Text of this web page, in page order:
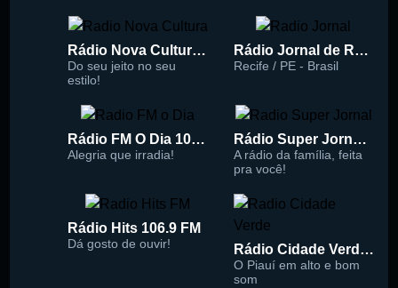
Rádio Nova Cultura 93.1 FM
Do seu jeito no seu
estilo!
Rádio Jornal de Recife 90.3 FM
Recife / PE - Brasil
Rádio FM O Dia 100.5
Alegria que irradia!
Rádio Super Jornal 105.7 FM
A rádio da família, feita
pra você!
Rádio Hits 106.9 FM
Dá gosto de ouvir! Rádio Cidade Verde 93.5 FM
O Piauí em alto e bom
som